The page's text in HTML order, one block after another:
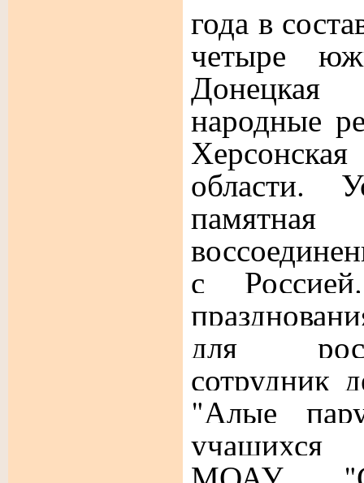
года в
четыре
народные
области.
с Россией.
для
сотрудник
"Алые
учащихся